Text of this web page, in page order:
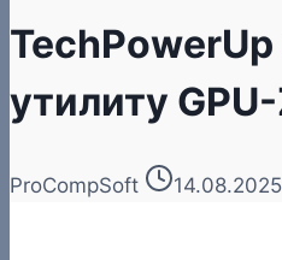
утилиту
ProCompSoft